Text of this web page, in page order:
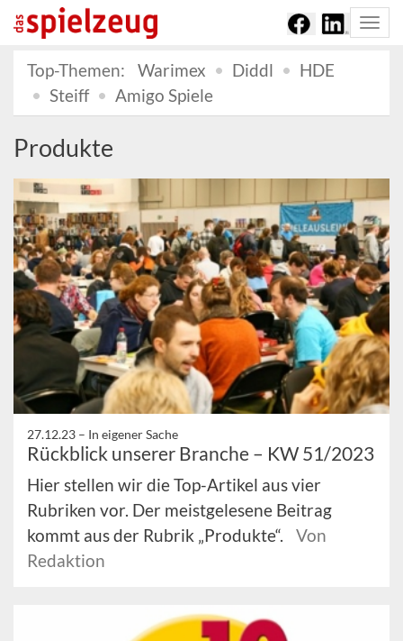
Top-Themen:
Warimex Diddl
HDE
Steiff
Amigo Spiele
Produkte
27.12.23 – In eigener Sache
Rückblick unserer Branche – KW 51/2023
Hier stellen wir die Top-Artikel aus vier
Rubriken vor. Der meistgelesene Beitrag
kommt aus der Rubrik „Produkte“.
Von
Redaktion